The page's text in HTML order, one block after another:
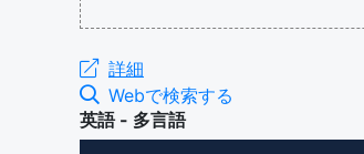
詳細
Webで検索する
英語 - 多言語